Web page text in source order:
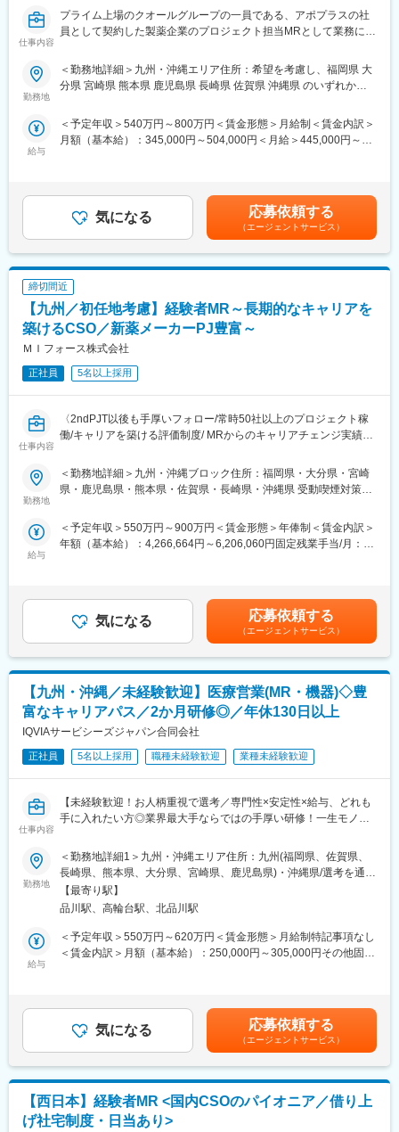
■豊富なキャリアパス
内でキャリアチェンジして活躍している社員も多数います。
└医薬品や医療業界、営業方法についての知識を身につけます。
・導入教育終了後は、Web講義、e-Learning、集合研修を組み合
わせて行う、MR認定試験に100％を担保する対策講座がありま
・現場配属後も月1回以上の面談を設けており、成果を出すための
フォロー体制を整えております。
営業職が目指せます。
にくく、安定した売上を誇っています。
・当社は、東証プライム上場以来、10期連続で増収中のクオール
グループに属しており、主力事業を担っています。
＜社会貢献度の高さ＞
自身の売上・営業活動が患者さんのQOLの向上や病気から救うこ
とに繋がるため、やりがいをもって営業できます。
＜頑張りは適切に評価＞
成果に応じた評価制度が整っており、頑張り次第で大幅な年収UP
■福利厚生（転勤を伴う場合）：
・家賃：一部会社負担
・住居契約初期経費：会社負担（上限設定あり）
変更の範囲：会社の定める業務
仕事内容
プライム上場のクオールグループの一員である、アポプラスの社
員として契約した製薬企業のプロジェクト担当MRとして業務に従
メーカーなどプロジェクトは多岐に渡りますので、今までの経験
を活かせる環境が整っています。
■営業スタイル：担当エリアの医療機関（開業医、病院）を訪問し
用情報を収集を行っていただきます。
・新薬のプロモーション
※プロジェクトマネージャー、スーパーバイザー(SV)より、日々の
活動についてフォローを受けられる環境です。全国にSVを配置
し、素早くフォローができる体制をとっています。
■キャリアパス：コントラクトMRとしての働き方以外にも、スキ
ルアップを図りプロジェクトマネージャー等のマネジメント業
務、あるいは本社スタッフとしてMR経験を活かした業務に就くな
どのキャリアパスもございます。
■特徴：
(1)充実した教育体制：
・製品研修（約2週間～2ヶ月、プロジェクトによる）：入社オリ
エンテーション後に配属先プロジェクトの製薬メーカーにて製品
研修を受けていただきます。
ムがございます。まず、G（ジェネラル）MRとして基礎を身に着
けていただき、専門領域を磨いていただいたりビジネスコースに
スーパーバイザーが日々の活動をフォローします。定期的な連絡
や面談のほか、必要に応じて素早くバックアップに入るなど、MR
(3)豊富なプロジェクト数、50社を超える多数の取引メーカー：同
業他社と比較しても、多くのプロジェクト数があり、様々なご経
・入社3年目（MR経験者）28歳：642万（月給＋日当＋住宅手
当）
・入社5年目（MR経験者）33歳：712万（月給＋日当＋住宅手
当）
変更の範囲：会社の定める業務
勤務地
＜勤務地詳細＞九州・沖縄エリア住所：希望を考慮し、福岡県 大
分県 宮崎県 熊本県 鹿児島県 長崎県 佐賀県 沖縄県 のいずれかに
定める事業所（リモートワーク含む）
給与
＜予定年収＞540万円～800万円＜賃金形態＞月給制＜賃金内訳＞
月額（基本給）：345,000円～504,000円＜月給＞445,000円～
す。※その他の手当は「待遇・福利厚生」欄をご参照ください。昇
給：年1回★頑張りに応じて年収UP★赴任先の評価次第で大幅に
年収をUPできます。（年2回業績給改定）賃金はあくまでも目安
の金額であり、選考を通じて上下する可能性があります。月給(月
額)は固定手当を含めた表記です。
気になる 応募依頼する
（エージェントサービス）
締切間近
【九州／初任地考慮】経験者MR～長期的なキャリアを
築けるCSO／新薬メーカーPJ豊富～
ＭＩフォース株式会社
正社員 5名以上採用
仕事内容
〈2ndPJT以後も手厚いフォロー/常時50社以上のプロジェクト稼
働/キャリアを築ける評価制度/ MRからのキャリアチェンジ実績有
クライアントである製薬会社のプロジェクトに所属し、MRとして
活躍していただきます。病院やクリニックの医師や医療関係者に
【同社の特徴】
■必ず新薬メーカーのプロジェクトにアサインします
オンコロジーを含め、希少疾患領域も多数ございますので、スペ
シャリスト、ゼネラリストどちらも目指すことが可能です。
■少数精鋭ならではの魅力～待機リスクが低いため、安心して就業
できる環境です～
適切なフォローを実施するために約300人のMR数を保って運営し
ており、プロジェクト終了の数か月前から面談を実施しているた
め、隙間なくアサインすることができますのでMRの成長機会を奪
うことは決してございません。適切なフォローが顧客である製薬
企業からの満足にもつながり、業界内でも評価されています。
■親身なフォロー体制とキャリアを築ける評価制度
があればいつでも連絡できる距離感です。一カ月に一度の面談も
実施しており、日々の業務だけでなく中長期的な視点での相談も
度により、キャリアや年収アップに向けた目標を定めやすい環境
です。
■大手製薬企業でも採用～「現場力」を養うための充実した教育体
制と研修コンテンツ～
特定の製剤を持たないCSOだからこそ、当社の教育サポートは単
なる知識の提供だけでなく、MRとしての現場力を培うことに比重
を置いております。
当社の研修内容は大手製薬企業所属MR教育にも使用されておりま
す。
変更の範囲：会社の定める業務
勤務地
＜勤務地詳細＞九州・沖縄ブロック住所：福岡県・大分県・宮崎
県・鹿児島県・熊本県・佐賀県・長崎県・沖縄県 受動喫煙対策：
含む）
給与
＜予定年収＞550万円～900万円＜賃金形態＞年俸制＜賃金内訳＞
年額（基本給）：4,266,664円～6,206,060円固定残業手当/月：
給与補足＞■別途、外勤手当など手当支給※経験・能力などを考慮
の上、話し合いで決定賃金はあくまでも目安の金額であり、選考
を通じて上下する可能性があります。月給(月額)は固定手当を含め
た表記です。
気になる 応募依頼する
（エージェントサービス）
【九州・沖縄／未経験歓迎】医療営業(MR・機器)◇豊
富なキャリアパス／2か月研修◎／年休130日以上
IQVIAサービシーズジャパン合同会社
正社員 5名以上採用 職種未経験歓迎 業種未経験歓迎
仕事内容
【未経験歓迎！お人柄重視で選考／専門性×安定性×給与、どれも
手に入れたい方◎業界最大手ならではの手厚い研修！一生モノの
パス豊富】
＼そもそも「MR」とは？／
「医薬情報提供者」と呼ばれる専門資格を取得して活動する営業
職です。IQVIAのお客様である国内医薬品メーカーにて、医薬品の
営業活動を行っていただきます。
人々の命を守る商材に携わるため、社会貢献性と安定性を兼ね備
まずはご入社から2か月間MR導入研修を受講し、MR資格を取得
していただきます。
資格取得と聞くとハードルが高く思われる方もいるかもしれませ
文理問わず一から学べる環境を整えているため、専門知識は入社
後に身に付ける意欲があれば問題ございません。
社員の活躍事例についての詳細は、是非こちらのURLも併せてご
勤務地
＜勤務地詳細1＞九州・沖縄エリア住所：九州(福岡県、佐賀県、
長崎県、熊本県、大分県、宮崎県、鹿児島県)・沖縄県/選考を通じ
て決定します。 受動喫煙対策：その他（主要勤務地は屋内全面禁
煙だが、就業先の規則に準ずる）＜勤務地詳細2＞本社住所：東京
動喫煙対策：屋内全面禁煙変更の範囲：会社の定める事業所
【最寄り駅】
品川駅、高輪台駅、北品川駅
給与
＜予定年収＞550万円～620万円＜賃金形態＞月給制特記事項なし
＜賃金内訳＞月額（基本給）：250,000円～305,000円その他固定
手当支給する。【補足】プロジェクト稼働手当(35,000円)、外勤
日当（1日1,500円／外勤3.5時間以上）■変動賞与制（6月・12
月・3月）※平均実績6ヶ月分■インセンティブ：3月（対象者）賃
金はあくまでも目安の金額であり、選考を通じて上下する可能性
があります。月給(月額)は固定手当を含めた表記です。
気になる 応募依頼する
（エージェントサービス）
【西日本】経験者MR <国内CSOのパイオニア／借り上
げ社宅制度・日当あり>